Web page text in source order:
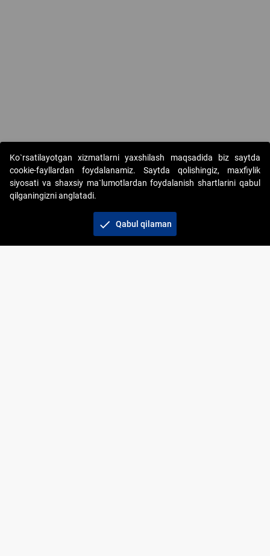
Copyright © 2017-2026. "Elektron onlayn-auksionlarni
tashkil etish" AJ. Barcha huquqlar himoyalangan
Ko`rsatilayotgan xizmatlarni yaxshilash maqsadida biz saytda
cookie-fayllardan foydalanamiz. Saytda qolishingiz, maxfiylik
siyosati va shaxsiy ma`lumotlardan foydalanish shartlarini qabul
qilganingizni anglatadi.
check Qabul qilaman